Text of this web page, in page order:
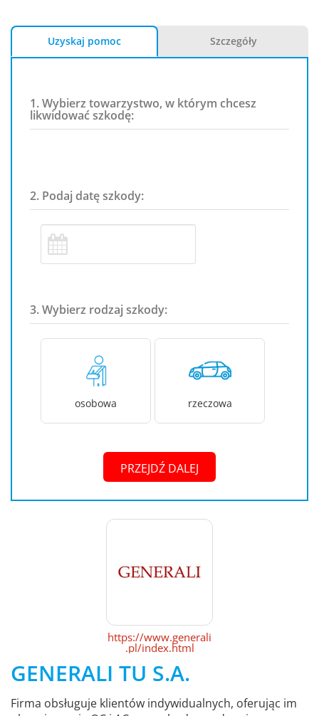
Uzyskaj pomoc Szczegóły
1. Wybierz towarzystwo, w którym chcesz
likwidować szkodę:
2. Podaj datę szkody:
3. Wybierz rodzaj szkody:
osobowa rzeczowa
PRZEJDŹ DALEJ
https://www.generali
.pl/index.html
GENERALI TU S.A.
Firma obsługuje klientów indywidualnych, oferując im